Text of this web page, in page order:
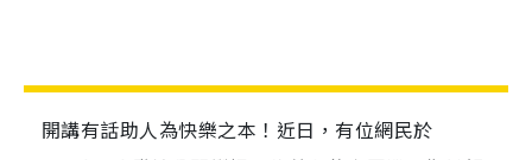
開講有話助人為快樂之本！近日，有位網民於